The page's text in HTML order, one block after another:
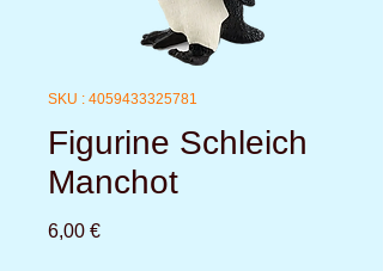
SKU : 4059433325781
Figurine Schleich
Manchot
6,00 €Prix